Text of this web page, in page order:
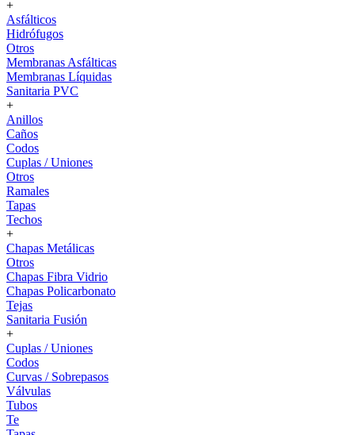
+
Asfálticos
Hidrófugos
Otros
Membranas Asfálticas
Membranas Líquidas
Sanitaria PVC
+
Anillos
Caños
Codos
Cuplas / Uniones
Otros
Ramales
Tapas
Techos
+
Chapas Metálicas
Otros
Chapas Fibra Vidrio
Chapas Policarbonato
Tejas
Sanitaria Fusión
+
Cuplas / Uniones
Codos
Curvas / Sobrepasos
Válvulas
Tubos
Te